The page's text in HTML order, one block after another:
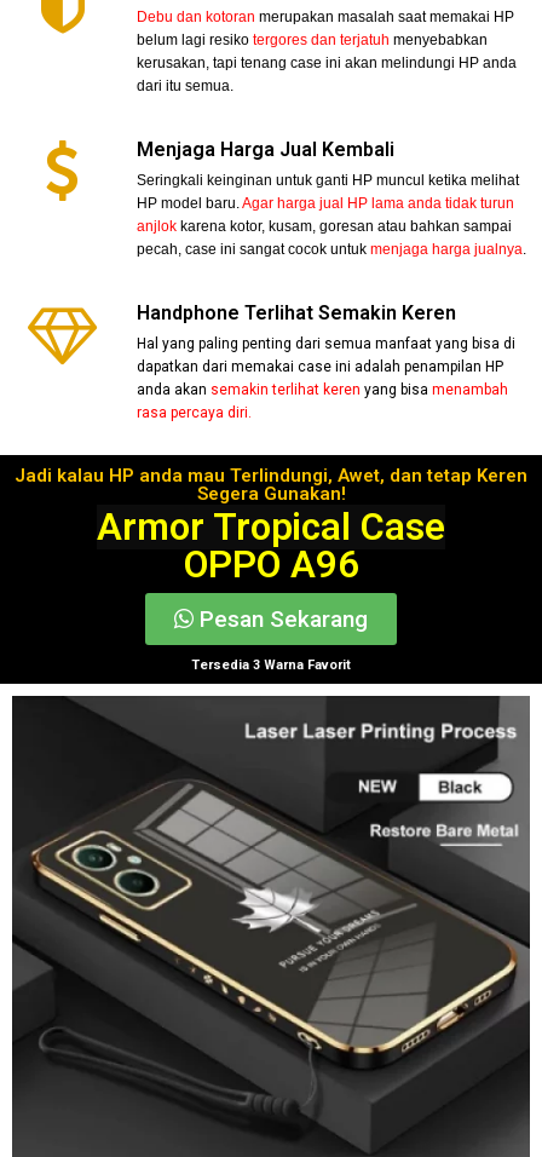
Debu dan kotoran merupakan masalah saat memakai HP
belum lagi resiko tergores dan terjatuh menyebabkan
kerusakan, tapi tenang case ini akan melindungi HP anda
dari itu semua.
Menjaga Harga Jual Kembali
Seringkali keinginan untuk ganti HP muncul ketika melihat
HP model baru.Agar harga jual HP lama anda tidak turun
anjlok karena kotor, kusam, goresan atau bahkan sampai
pecah, case ini sangat cocok untukmenjaga harga jualnya.
Handphone Terlihat Semakin Keren
Hal yang paling penting dari semua manfaat yang bisa di
dapatkan dari memakai case ini adalah penampilan HP
anda akan semakin terlihat keren yang bisamenambah
rasa percaya diri.
Jadi kalau HP anda mau Terlindungi, Awet, dan tetap Keren
Segera Gunakan!
Armor Tropical Case
OPPO A96
Pesan Sekarang
Tersedia 3 Warna Favorit